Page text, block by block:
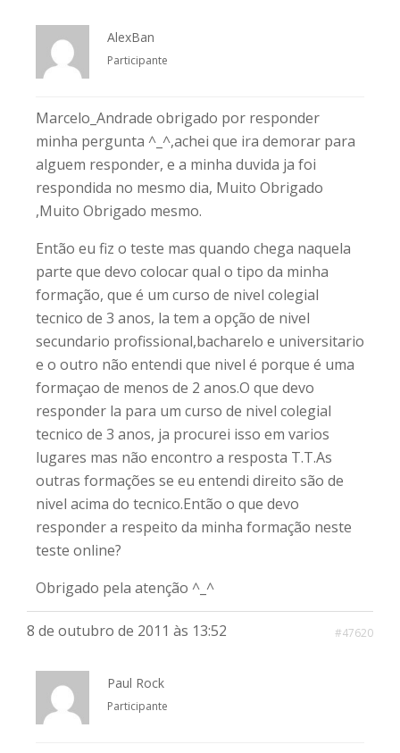
AlexBan
Participante
Marcelo_Andrade obrigado por responder
minha pergunta ^_^,achei que ira demorar para
alguem responder, e a minha duvida ja foi
respondida no mesmo dia, Muito Obrigado
,Muito Obrigado mesmo.
Então eu fiz o teste mas quando chega naquela
parte que devo colocar qual o tipo da minha
formação, que é um curso de nivel colegial
tecnico de 3 anos, la tem a opção de nivel
secundario profissional,bacharelo e universitario
e o outro não entendi que nivel é porque é uma
formaçao de menos de 2 anos.O que devo
responder la para um curso de nivel colegial
tecnico de 3 anos, ja procurei isso em varios
lugares mas não encontro a resposta T.T.As
outras formações se eu entendi direito são de
nivel acima do tecnico.Então o que devo
responder a respeito da minha formação neste
teste online?
Obrigado pela atenção ^_^
8 de outubro de 2011 às 13:52 #47620
Paul Rock
Participante